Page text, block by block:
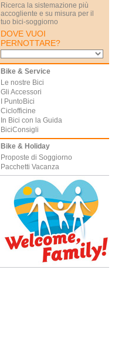
Ricerca la sistemazione più
accogliente e su misura per il
tuo bici-soggiorno
DOVE VUOI
PERNOTTARE?
Bike & Service
Le nostre Bici
Gli Accessori
I PuntoBici
Ciclofficine
In Bici con la Guida
BiciConsigli
Bike & Holiday
Proposte di Soggiorno
Pacchetti Vacanza